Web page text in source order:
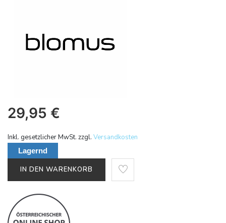
29,95 €
Inkl. gesetzlicher MwSt. zzgl. Versandkosten
Lagernd
IN DEN WARENKORB